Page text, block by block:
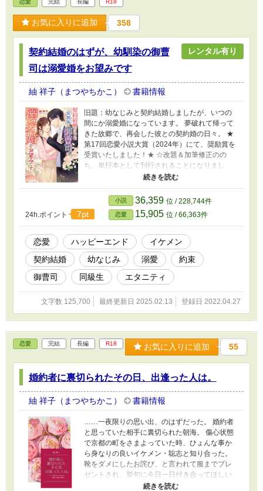
お気に入りに追加 358
契約結婚のはずが、幼馴染の御曹
司は溺愛婚をお望みです
レンタル有り
紬 祥子（まつやちかこ） 書籍情報
旧題：幼なじみと契約結婚しましたが、いつの
間にか溺愛婚になっています。 夢破れて帰って
きた故郷で、再会した彼との契約婚の日々。 ★
第17回恋愛小説大賞（2024年）にて、奨励賞を
受賞いたしました！★ ☆改題＆加筆修正のの
ち、単行本として刊行されることになりまし
た！☆ ※作品のレンタル開始に伴い、旧題で掲
載していた本文は2025年2月13日に非公開とな
りました。 お楽しみくださっていた方々には
申し訳ありませんが、何卒ご了承くださいま
せ。
24h.ポイント 7pt
小説 36,359 位 / 228,744件
恋愛 15,905 位 / 66,363件
恋愛 ハッピーエンド
イケメン
契約結婚
幼なじみ 溺愛
約束
御曹司
同級生 エタニティ
文字数 125,700 最終更新日 2025.02.13 登録日 2022.04.27
恋愛 完結 長編 R18 お気に入りに追加 55
婚約者に裏切られたその日、出逢った人は。
紬 祥子（まつやちかこ） 書籍情報
……一夜限りの思い出、のはずだった。 婚約者
と思っていた相手に裏切られた朝海。 傷心状態
で京都の町をさまよっていた時、ひょんな事か
ら身なりの良いイケメン・聡志と知り合った。
靴をダメにしたお詫び、と言われて服までプレ
ゼントされ、挙句に今日一日付き合ってほしい
と言われる。 乞われるままに聡志と行動を共に